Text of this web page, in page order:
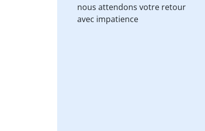
nous attendons votre retour
avec impatience